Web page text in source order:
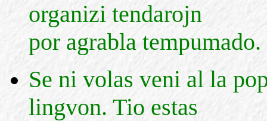
organizi tendarojn
por agrabla tempumado.
Se ni volas veni al la
lingvon. Tio estas